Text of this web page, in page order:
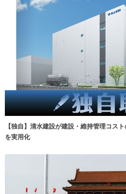
【独自】清水建設が建設・維持管理コス
を実用化